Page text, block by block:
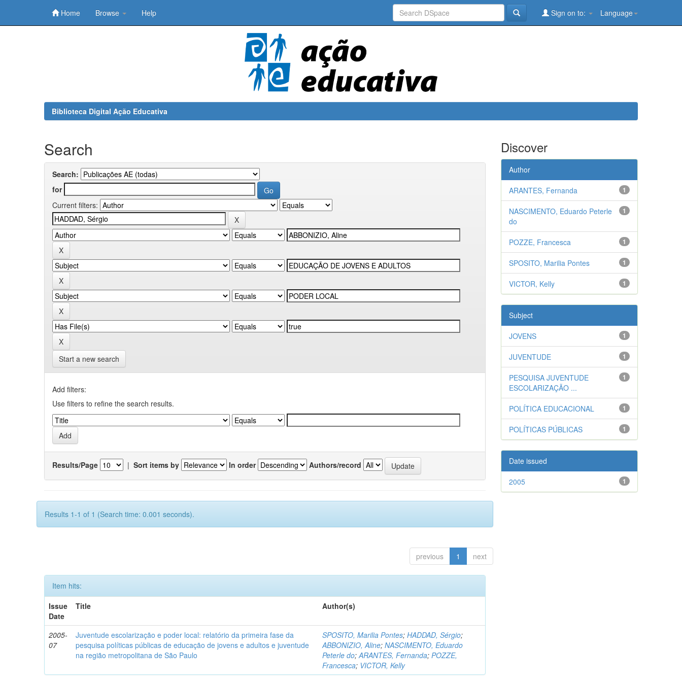
Home Browse Help Language
Sign on to:
Biblioteca Digital Ação Educativa
Search
Search:
for
Current filters:
Start a new search
Add filters:
Use filters to refine the search results.
Results/Page | Sort items by In order Authors/record
Results 1-1 of 1 (Search time: 0.001 seconds).
previous 1 next
Item hits:
Issue
Date
Title Author(s)
2005-
07
Juventude escolarização e poder local: relatório da primeira fase da
pesquisa políticas públicas de educação de jovens e adultos e juventude
na região metropolitana de São Paulo
SPOSITO, Marilia Pontes; HADDAD, Sérgio;
ABBONIZIO, Aline; NASCIMENTO, Eduardo
Peterle do;ARANTES, Fernanda; POZZE,
Francesca; VICTOR, Kelly
Discover
Author
1
ARANTES, Fernanda
1
NASCIMENTO, Eduardo Peterle
do
1
POZZE, Francesca
1
SPOSITO, Marilia Pontes
1
VICTOR, Kelly
Subject
1
JOVENS
1
JUVENTUDE
1
PESQUISA JUVENTUDE
ESCOLARIZAÇÃO ...
1
POLÍTICA EDUCACIONAL
1
POLÍTICAS PÚBLICAS
Date issued
1
2005